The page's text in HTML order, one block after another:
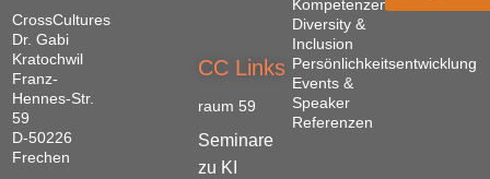
CrossCultures
Dr. Gabi
Kratochwil
Franz-
Hennes-Str.
59
D-50226
Frechen
raum 59
Seminare
zu KI
CC Links
Kompetenzen
Diversity &
Inclusion
Persönlichkeitsentwicklung
Events &
Speaker
Referenzen